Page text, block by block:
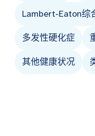
Lambert-Eaton综
多发性硬化症
其他健康状况